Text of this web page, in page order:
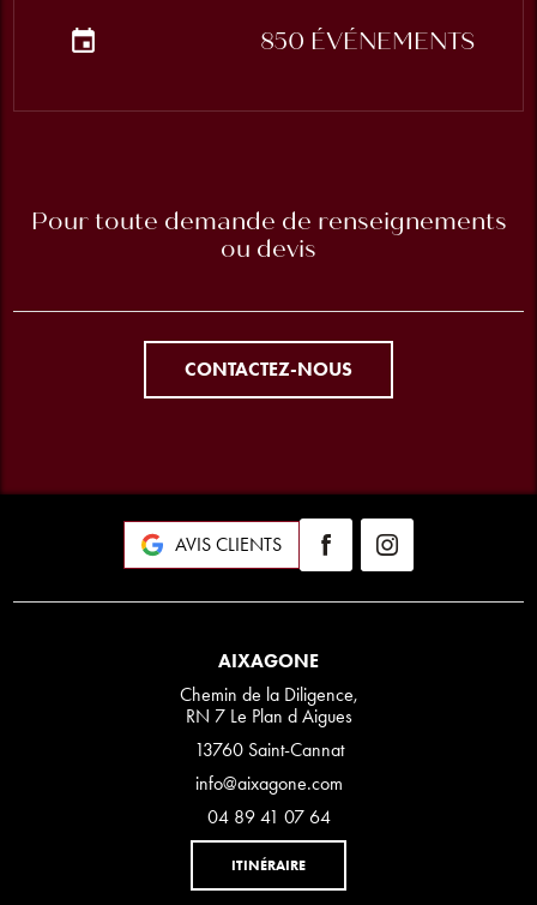
event 850 ÉVÉNEMENTS
Pour toute demande de renseignements
ou devis
CONTACTEZ-NOUS
AVIS CLIENTS
AIXAGONE
Chemin de la Diligence,
RN 7 Le Plan d Aigues
13760 Saint-Cannat
info@aixagone.com
04 89 41 07 64
ITINÉRAIRE